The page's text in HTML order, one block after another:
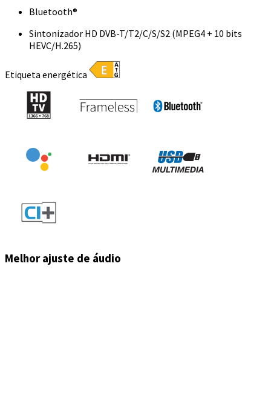
Bluetooth®
Sintonizador HD DVB-T/T2/C/S/S2 (MPEG4 + 10 bits
HEVC/H.265)
Etiqueta energética
Melhor ajuste de áudio